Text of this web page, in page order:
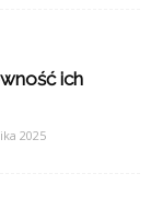
ich
2025